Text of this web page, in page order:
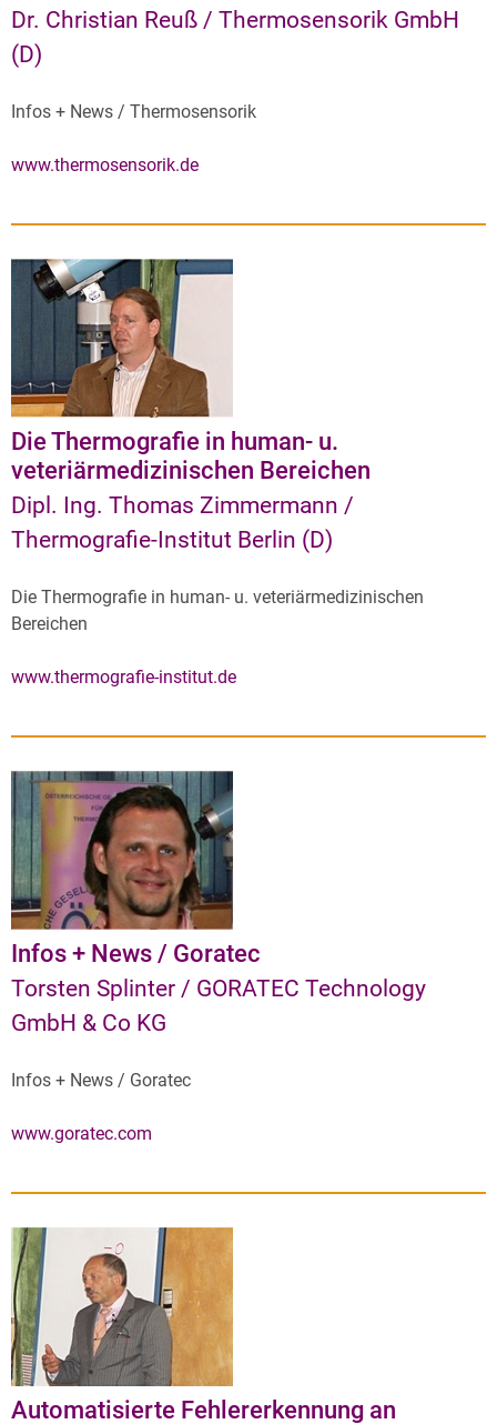
Dr. Christian Reuß / Thermosensorik GmbH
(D)
Infos + News / Thermosensorik
www.thermosensorik.de
Die Thermografie in human- u.
veteriärmedizinischen Bereichen
Dipl. Ing. Thomas Zimmermann /
Thermografie-Institut Berlin (D)
Die Thermografie in human- u. veteriärmedizinischen
Bereichen
www.thermografie-institut.de
Infos + News / Goratec
Torsten Splinter / GORATEC Technology
GmbH & Co KG
Infos + News / Goratec
www.goratec.com
Automatisierte Fehlererkennung an